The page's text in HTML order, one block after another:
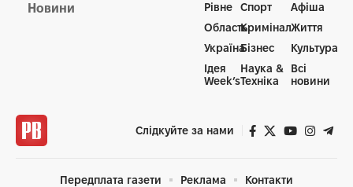
Новини
Рівне
Область
Україна
Ідея
Week’s
Спорт
Кримінал
Бізнес
Наука &
Техніка
Афіша
Життя
Культура
Всі
новини
Слідкуйте за нами
Передплата газети Реклама Контакти